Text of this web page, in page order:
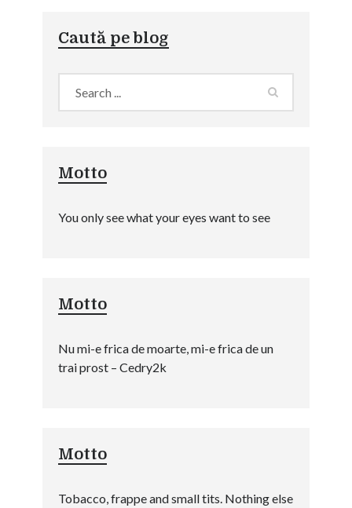
Caută pe blog
Motto
You only see what your eyes want to see
Motto
Nu mi-e frica de moarte, mi-e frica de un
trai prost – Cedry2k
Motto
Tobacco, frappe and small tits. Nothing else